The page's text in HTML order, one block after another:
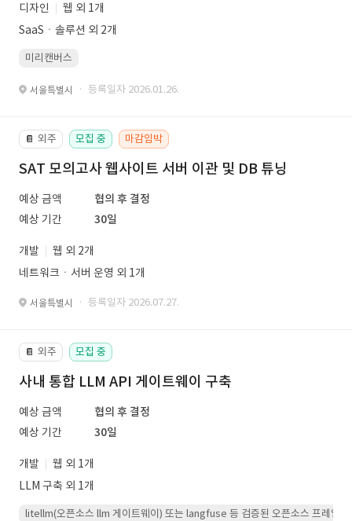
디자인
웹 외 1개
SaaSㆍ솔루션 외 2개
미리캔버스
서울특별시 · 등록일자 2026.01.26.
📔 외주 모집 중 마감임박
SAT 모의고사 웹사이트 서버 이관 및 DB 튜닝
예상 금액
협의 후 결정
예상 기간
30일
개발
웹 외 2개
네트워크ㆍ서버 운영 외 1개
서울특별시 · 등록일자 2026.07.27.
📔 외주 모집 중
사내 통합 LLM API 게이트웨이 구축
예상 금액
협의 후 결정
예상 기간
30일
개발
웹 외 1개
LLM 구축 외 1개
litellm(오픈소스 llm 게이트웨이) 또는 langfuse 등 검증된 오픈소스 프레임워